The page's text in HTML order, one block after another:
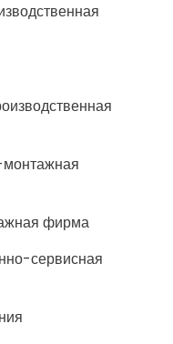
монтажная
фирма
сервисная